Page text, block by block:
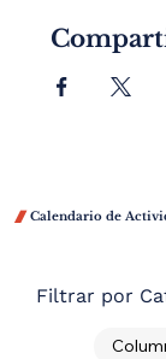
Filtrar por
 Calendario de